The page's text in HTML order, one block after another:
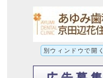
別ウィンドウで開く